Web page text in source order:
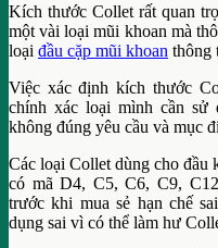
Kích thước Collet rất quan
một vài loại mũi khoan mà
loại đầu cặp mũi khoan thông
Việc xác định kích thước
chính xác loại mình cần sử
không đúng yêu cầu và mục
Các loại Collet dùng cho
có mã D4, C5, C6, C9,
trước khi mua sẻ hạn chế
dụng sai vì có thể làm hư